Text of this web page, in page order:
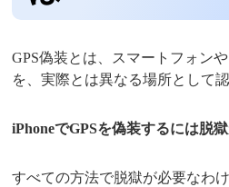
GPS偽装とは、スマートフォン
を、実際とは異なる場所として
iPhoneでGPSを偽装するには脱
すべての方法で脱獄が必要なわ